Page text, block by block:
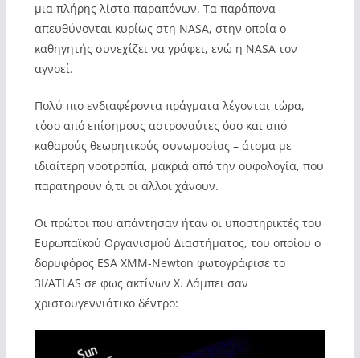
μια πλήρης λίστα παραπόνων. Τα παράπονα
απευθύνονται κυρίως στη NASA, στην οποία ο
καθηγητής συνεχίζει να γράφει, ενώ η NASA τον
αγνοεί.
Πολύ πιο ενδιαφέροντα πράγματα λέγονται τώρα,
τόσο από επίσημους αστροναύτες όσο και από
καθαρούς θεωρητικούς συνωμοσίας – άτομα με
ιδιαίτερη νοοτροπία, μακριά από την ουφολογία, που
παρατηρούν ό,τι οι άλλοι χάνουν.
Οι πρώτοι που απάντησαν ήταν οι υποστηρικτές του
Ευρωπαϊκού Οργανισμού Διαστήματος, του οποίου ο
δορυφόρος ESA XMM-Newton φωτογράφισε το
3I/ATLAS σε φως ακτίνων Χ. Λάμπει σαν
χριστουγεννιάτικο δέντρο: